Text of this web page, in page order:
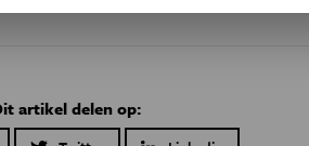
artikel delen op: